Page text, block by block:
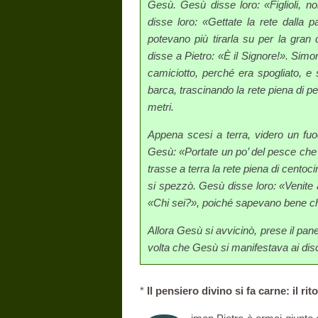
Gesù. Gesù disse loro: «Figlioli,
disse loro: «Gettate la rete dalla
potevano più tirarla su per la gran
disse a Pietro: «È il Signore!».
camiciotto, perché era spogliato,
barca, trascinando la rete piena di
metri.
Appena scesi a terra, videro un
Gesù: «Portate un po’ del pesce
trasse a terra la rete piena di
si spezzò. Gesù disse loro:
«Chi sei?», poiché sapevano bene
Allora Gesù si avvicinò, prese il
volta che Gesù si manifestava ai
* Il pensiero divino si fa carne: il